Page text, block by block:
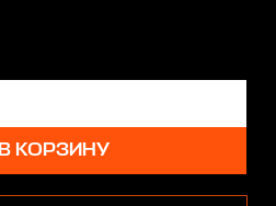
В КОРЗИНУ